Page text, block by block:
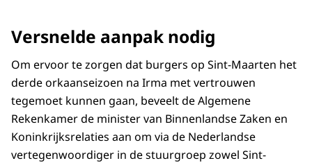
Versnelde aanpak nodig
Om ervoor te zorgen dat burgers op Sint-Maarten het
derde orkaanseizoen na Irma met vertrouwen
tegemoet kunnen gaan, beveelt de Algemene
Rekenkamer de minister van Binnenlandse Zaken en
Koninkrijksrelaties aan om via de Nederlandse
vertegenwoordiger in de stuurgroep zowel Sint-